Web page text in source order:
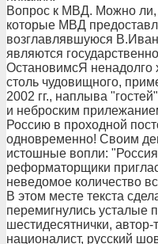
Вопрос к МВД. Можно ли,
которые МВД
возглавлявшуюся
являются
ОстановимсЯ ненадолго
столь чудовищного,
2002 гг., наплыва
и неброским
Россию в проходной
одновременно! Своим
истошные вопли:
реформаторщики
неведомое количество
В этом месте текста
перемигнулись усталые
шестидесятнички,
националист, русский